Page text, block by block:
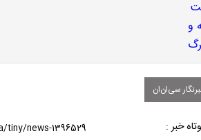
سی‌ان‌ان
خبر :